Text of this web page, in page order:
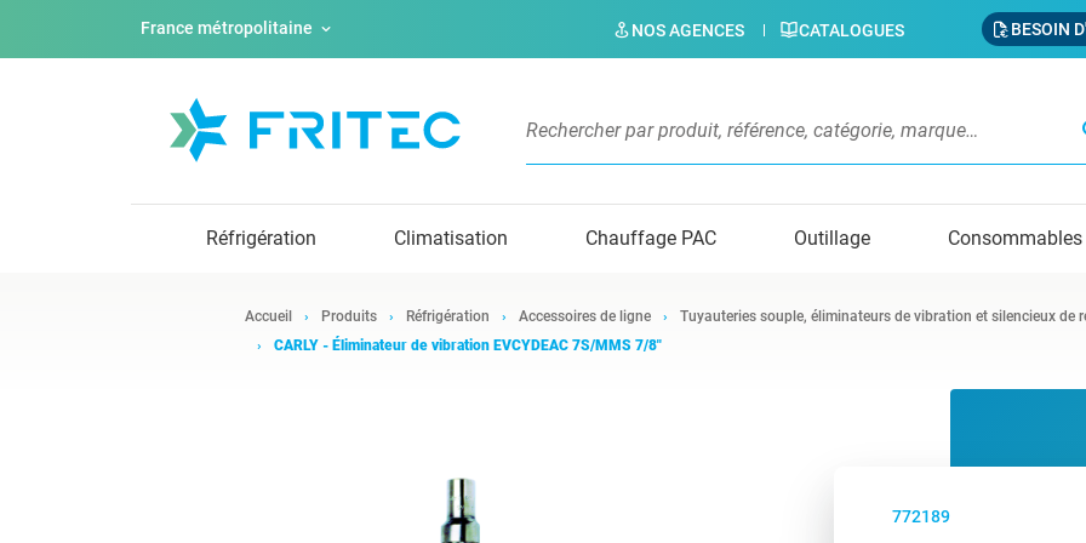
France métropolitaine NOS AGENCES CATALOGUES BESOIN
Réfrigération Climatisation Chauffage PAC Outillage Consommables
Accueil Produits Réfrigération Accessoires de ligne
Tuyauteries souple, éliminateurs de vibration et silencieux de
CARLY - Éliminateur de vibration EVCYDEAC 7S/MMS 7/8"
772189